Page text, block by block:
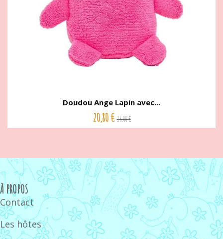
Doudou Ange Lapin avec...
20,80 € 26,00 €
À PROPOS
Contact
Les hôtes